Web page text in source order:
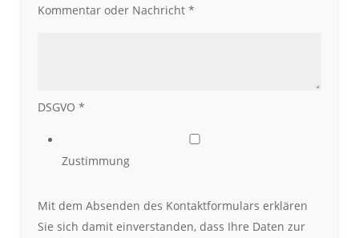
Kommentar oder Nachricht *
DSGVO *
Zustimmung
Mit dem Absenden des Kontaktformulars erklären
Sie sich damit einverstanden, dass Ihre Daten zur